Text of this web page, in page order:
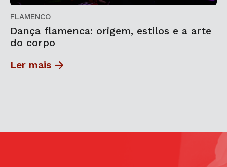
FLAMENCO
Dança flamenca: origem, estilos e a arte
do corpo
Ler mais